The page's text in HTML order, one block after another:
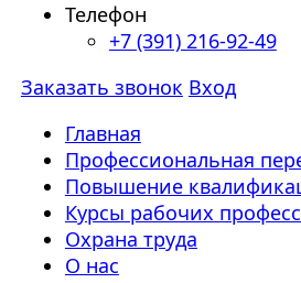
Телефон
+7 (391) 216-92-49
Заказать звонок Вход
Главная
Профессиональная
Повышение
Курсы рабочих
Охрана труда
О нас